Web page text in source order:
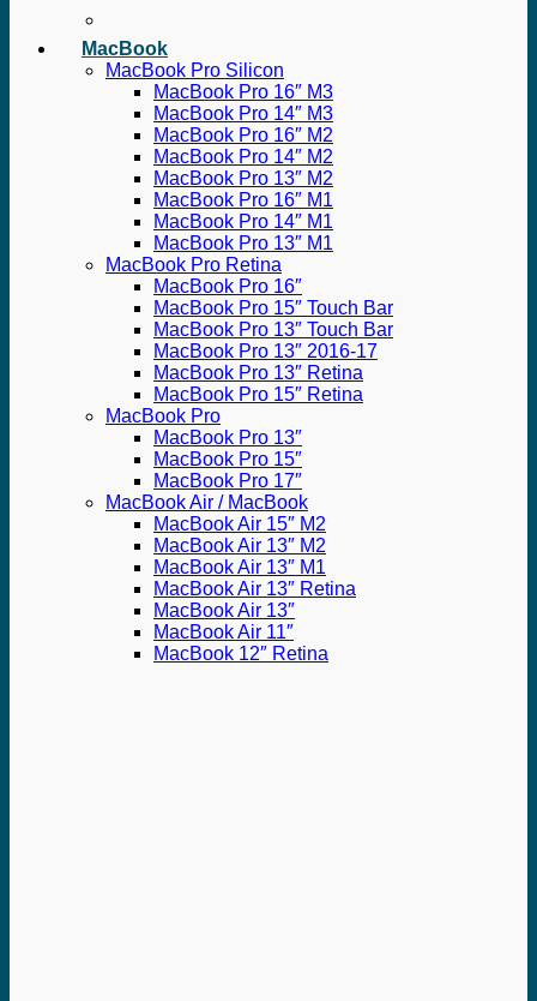
MacBook
MacBook Pro Silicon
MacBook Pro 16″ M3
MacBook Pro 14″ M3
MacBook Pro 16″ M2
MacBook Pro 14″ M2
MacBook Pro 13″ M2
MacBook Pro 16″ M1
MacBook Pro 14″ M1
MacBook Pro 13″ M1
MacBook Pro Retina
MacBook Pro 16″
MacBook Pro 15″ Touch Bar
MacBook Pro 13″ Touch Bar
MacBook Pro 13″ 2016-17
MacBook Pro 13″ Retina
MacBook Pro 15″ Retina
MacBook Pro
MacBook Pro 13″
MacBook Pro 15″
MacBook Pro 17″
MacBook Air / MacBook
MacBook Air 15″ M2
MacBook Air 13″ M2
MacBook Air 13″ M1
MacBook Air 13″ Retina
MacBook Air 13″
MacBook Air 11″
MacBook 12″ Retina